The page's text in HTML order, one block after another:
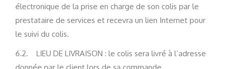
électronique de la prise en charge de son colis par le
prestataire de services et recevra un lien Internet pour
le suivi du colis.
6.2. LIEU DE LIVRAISON : le colis sera livré à l’adresse